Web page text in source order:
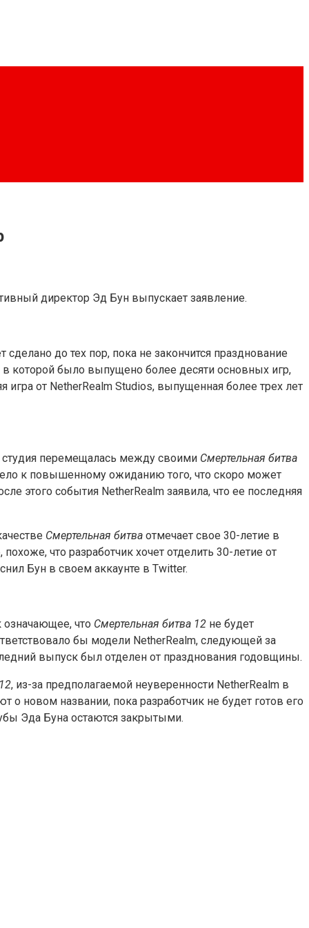
директор Эд Бун выпускает заявление.
до тех пор, пока не закончится празднование
которой было выпущено более десяти основных игр,
игра от NetherRealm Studios, выпущенная более трех лет
перемещалась между своими Смертельная битва
к повышенному ожиданию того, что скоро может
этого события NetherRealm заявила, что ее последняя
Смертельная битва отмечает свое 30-летие в
что разработчик хочет отделить 30-летие от
Бун в своем аккаунте в Twitter.
означающее, что Смертельная битва 12 не будет
бы модели NetherRealm, следующей за
выпуск был отделен от празднования годовщины.
, из-за предполагаемой неуверенности NetherRealm в
о новом названии, пока разработчик не будет готов его
Эда Буна остаются закрытыми.